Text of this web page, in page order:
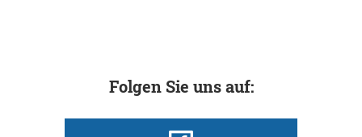
Folgen Sie uns auf: